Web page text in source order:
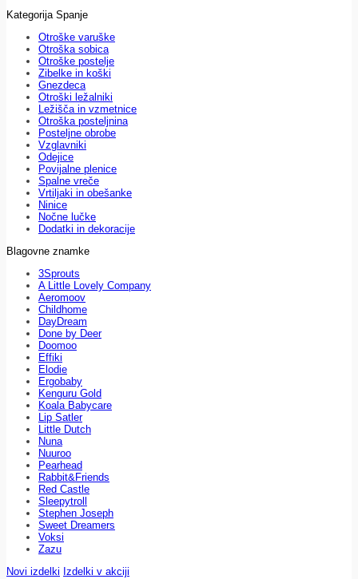
Kategorija Spanje
Otroške varuške
Otroška sobica
Otroške postelje
Zibelke in koški
Gnezdeca
Otroški ležalniki
Ležišča in vzmetnice
Otroška posteljnina
Posteljne obrobe
Vzglavniki
Odejice
Povijalne plenice
Spalne vreče
Vrtiljaki in obešanke
Ninice
Nočne lučke
Dodatki in dekoracije
Blagovne znamke
3Sprouts
A Little Lovely Company
Aeromoov
Childhome
DayDream
Done by Deer
Doomoo
Effiki
Elodie
Ergobaby
Kenguru Gold
Koala Babycare
Lip Satler
Little Dutch
Nuna
Nuuroo
Pearhead
Rabbit&Friends
Red Castle
Sleepytroll
Stephen Joseph
Sweet Dreamers
Voksi
Zazu
Novi izdelki Izdelki v akciji